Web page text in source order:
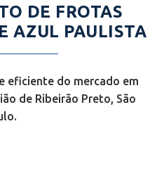
DE FROTAS
AZUL PAULISTA
eficiente do mercado em
de Ribeirão Preto, São